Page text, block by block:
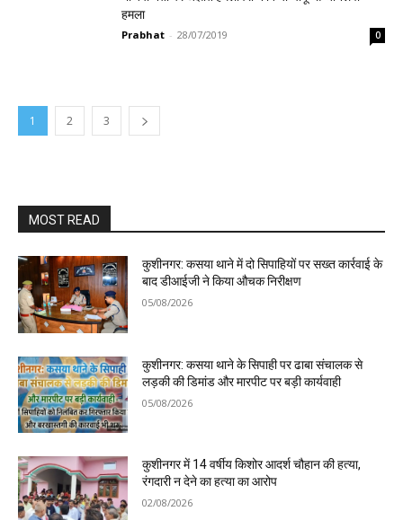
हमला
Prabhat - 28/07/2019 0
1 2 3
MOST READ
कुशीनगर: कसया थाने में दो सिपाहियों पर सख्त कार्रवाई के
बाद डीआईजी ने किया औचक निरीक्षण
05/08/2026
कुशीनगर: कसया थाने के सिपाही पर ढाबा संचालक से
लड़की की डिमांड और मारपीट पर बड़ी कार्यवाही
05/08/2026
कुशीनगर में 14 वर्षीय किशोर आदर्श चौहान की हत्या,
रंगदारी न देने का हत्या का आरोप
02/08/2026